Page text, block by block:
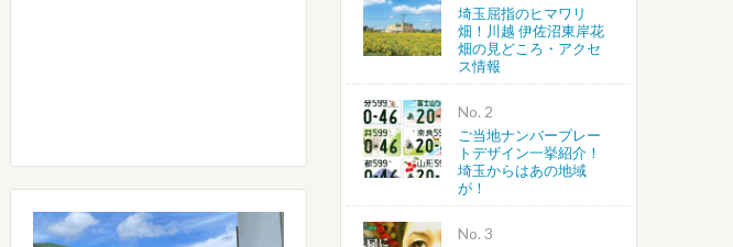
越谷・春日部・吉川・北葛飾
さいたま・川越・川口
上尾・桶川・北本・鴻巣・北
蓮田・白岡・久喜・幸手・
埼玉屈指のヒマワリ
畑！川越 伊佐沼東岸花
畑の見どころ・アクセ
ス情報
No.
ご当地ナンバープレー
トデザイン一挙紹介！
埼玉からはあの地域
が！
No.